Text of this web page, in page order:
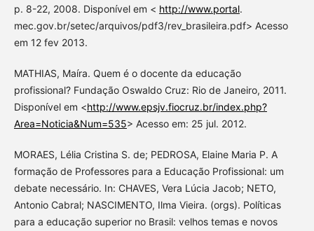
p. 8-22, 2008. Disponível em < http://www.portal.
mec.gov.br/setec/arquivos/pdf3/rev_brasileira.pdf> Acesso
em 12 fev 2013.
MATHIAS, Maíra. Quem é o docente da educação
profissional? Fundação Oswaldo Cruz: Rio de Janeiro, 2011.
Disponível em <http://www.epsjv.fiocruz.br/index.php?
Area=Noticia&Num=535> Acesso em: 25 jul. 2012.
MORAES, Lélia Cristina S. de; PEDROSA, Elaine Maria P. A
formação de Professores para a Educação Profissional: um
debate necessário. In: CHAVES, Vera Lúcia Jacob; NETO,
Antonio Cabral; NASCIMENTO, Ilma Vieira. (orgs). Políticas
para a educação superior no Brasil: velhos temas e novos